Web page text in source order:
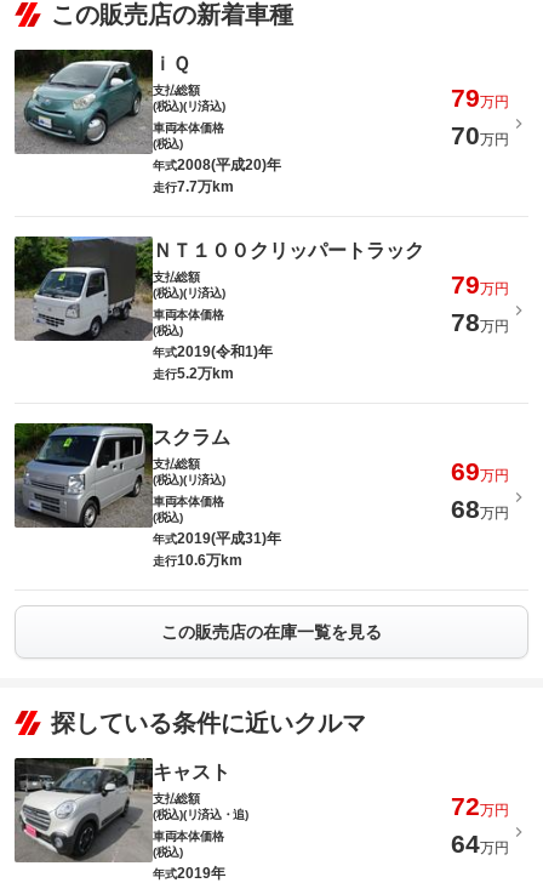
この販売店の新着車種
ｉＱ
支払総額
(税込)(リ済込)
79万円
車両本体価格
(税込)
70万円
年式2008(平成20)年
走行7.7万km
ＮＴ１００クリッパートラック
支払総額
(税込)(リ済込)
79万円
車両本体価格
(税込)
78万円
年式2019(令和1)年
走行5.2万km
スクラム
支払総額
(税込)(リ済込)
69万円
車両本体価格
(税込)
68万円
年式2019(平成31)年
走行10.6万km
この販売店の在庫一覧を見る
探している条件に近いクルマ
キャスト
支払総額
(税込)(リ済込・追)
72万円
車両本体価格
(税込)
64万円
年式2019年